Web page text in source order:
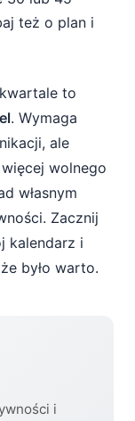
też o plan i
to
. Wymaga
ale
wolnego
własnym
Zacznij
kalendarz i
było warto.
i